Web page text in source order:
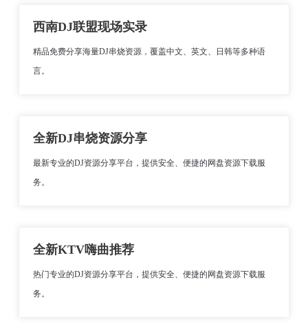
西南DJ联盟现场实录
精品免费分享海量DJ串烧资源，覆盖中文、英文、日韩等多种语
言。
全新DJ串烧资源分享
最新专业的DJ资源分享平台，提供安全、便捷的网盘资源下载服
务。
全新KTV嗨曲推荐
热门专业的DJ资源分享平台，提供安全、便捷的网盘资源下载服
务。